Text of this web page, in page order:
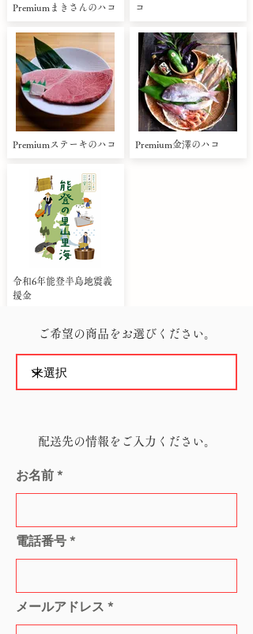
Premiumまきさんのハコ
Premiumステーキのハコ
令和6年能登半島地震義
援金
コ
Premium金澤のハコ
ご希望の商品をお選びください。
配送先の情報をご入力ください。
お名前
電話番号
メールアドレス